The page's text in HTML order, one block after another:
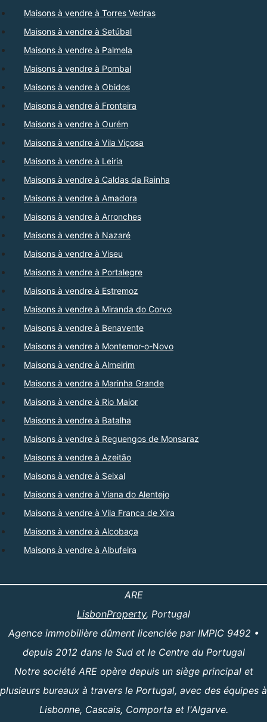
Maisons à vendre à Torres Vedras
Maisons à vendre à Setúbal
Maisons à vendre à Palmela
Maisons à vendre à Pombal
Maisons à vendre à Obidos
Maisons à vendre à Fronteira
Maisons à vendre à Ourém
Maisons à vendre à Vila Viçosa
Maisons à vendre à Leiria
Maisons à vendre à Caldas da Rainha
Maisons à vendre à Amadora
Maisons à vendre à Arronches
Maisons à vendre à Nazaré
Maisons à vendre à Viseu
Maisons à vendre à Portalegre
Maisons à vendre à Estremoz
Maisons à vendre à Miranda do Corvo
Maisons à vendre à Benavente
Maisons à vendre à Montemor-o-Novo
Maisons à vendre à Almeirim
Maisons à vendre à Marinha Grande
Maisons à vendre à Rio Maior
Maisons à vendre à Batalha
Maisons à vendre à Reguengos de Monsaraz
Maisons à vendre à Azeitão
Maisons à vendre à Seixal
Maisons à vendre à Viana do Alentejo
Maisons à vendre à Vila Franca de Xira
Maisons à vendre à Alcobaça
Maisons à vendre à Albufeira
ARE
LisbonProperty, Portugal
Agence immobilière dûment licenciée par IMPIC 9492 •
depuis 2012 dans le Sud et le Centre du Portugal
Notre société ARE opère depuis un siège principal et
plusieurs bureaux à travers le Portugal, avec des équipes à
Lisbonne, Cascais, Comporta et l'Algarve.